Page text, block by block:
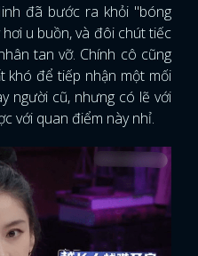
đã bước ra khỏi "bóng
u buồn, và đôi chút tiếc
tan vỡ. Chính cô cũng
khó để tiếp nhận một mối
người cũ, nhưng có lẽ với
với quan điểm này nhỉ.